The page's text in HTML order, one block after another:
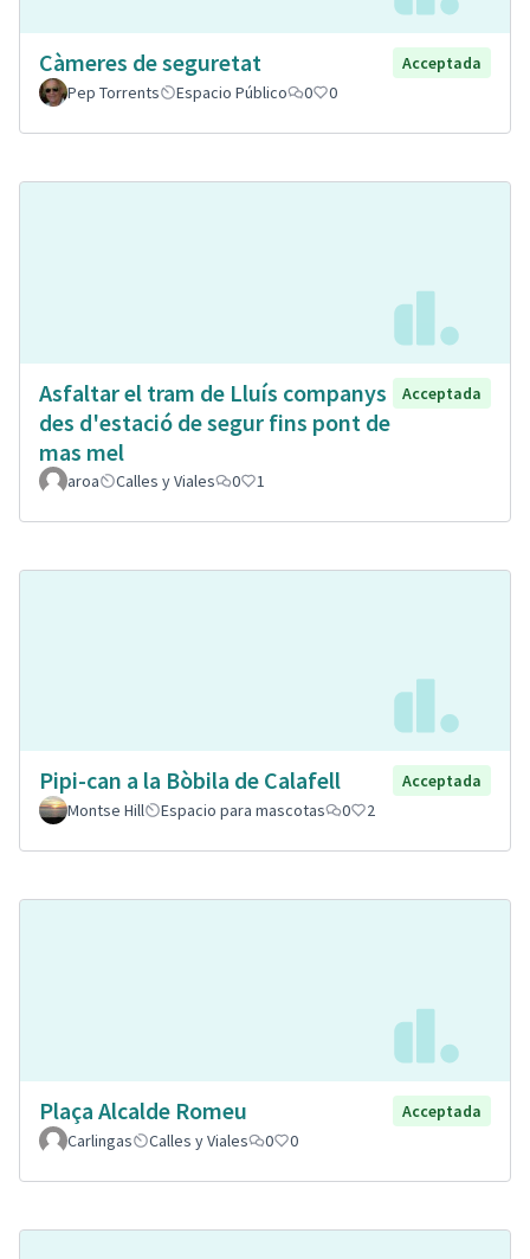
Càmeres de seguretat
Acceptada
Pep Torrents
Espacio Público 0 0
Asfaltar el tram de Lluís companys
des d'estació de segur fins pont de
mas mel
Acceptada
aroa Calles y Viales 0 1
Pipi-can a la Bòbila de Calafell
Acceptada
Montse Hill
Espacio para mascotas 0 2
Plaça Alcalde Romeu
Acceptada
Carlingas
Calles y Viales 0 0